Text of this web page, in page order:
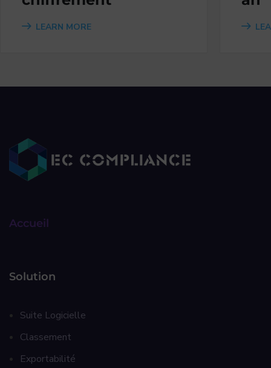
LEARN MORE
Accueil
Solution
Suite Logicielle
Classement
Exportabilité